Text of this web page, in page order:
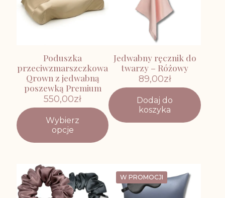
Poduszka
przeciwzmarszczkowa
Qrown z jedwabną
poszewką Premium
550,00zł
Wybierz
opcje
Ten
produkt
wariantów.
Opcje
można
wybrać
Jedwabny ręcznik do
twarzy – Różowy
89,00zł
Dodaj do
koszyka
W PROMOCJI